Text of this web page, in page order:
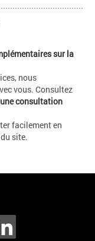
sur la
nous
vous. Consultez
consultation
facilement en
site.